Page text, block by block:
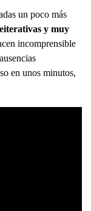
un poco más
y muy
incomprensible
en unos minutos,